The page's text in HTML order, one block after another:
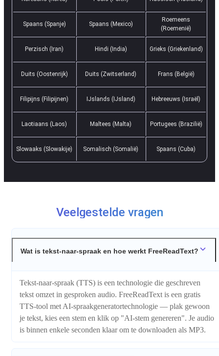
Spaans (Spanje) Spaans (Mexico)
Roemeens
(Roemenië)
Perzisch (Iran) Hindi (India) Grieks (Griekenland)
Duits (Oostenrijk) Duits (Zwitserland) Frans (België)
Filipijns (Filipijnen) IJslands (IJsland) Hebreeuws (Israël)
Laotiaans (Laos) Maltees (Malta) Portugees (Brazilië)
Slowaaks (Slowakije) Somalisch (Somalië) Spaans (Cuba)
Veelgestelde vragen
Wat is tekst-naar-spraak en hoe werkt FreeReadText?
Tekst-naar-spraak (TTS) is een technologie die geschreven
tekst omzet in gesproken audio. FreeReadText is een gratis
TTS-tool met AI-spraakgeneratortechnologie — plak gewoon
je tekst, kies een stem en klik op "AI-stem genereren". Je audio
is binnen enkele seconden klaar om te downloaden als MP3.